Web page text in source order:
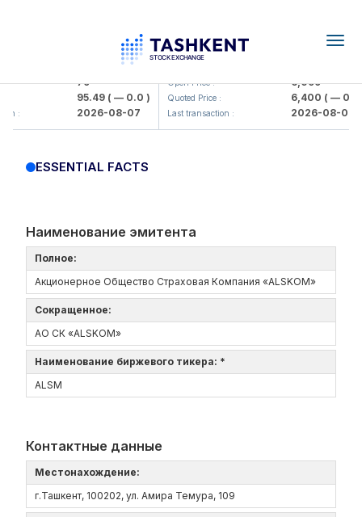
79
95.49( — 0.0 )
: 2026-08-07
UZMK (<O'zmetkombinat> AJ)
Open Price : 6,099
Quoted Price : 6,400( — 0.0 )
Last transaction : 2026-08-07
ESSENTIAL FACTS
Наименование эмитента
Полное:
Акционерное Общество Страховая Компания «ALSKOM»
Сокращенное:
АО СК «ALSKOM»
Наименование биржевого тикера: *
ALSM
Контактные данные
Местонахождение:
г.Ташкент, 100202, ул. Амира Темура, 109